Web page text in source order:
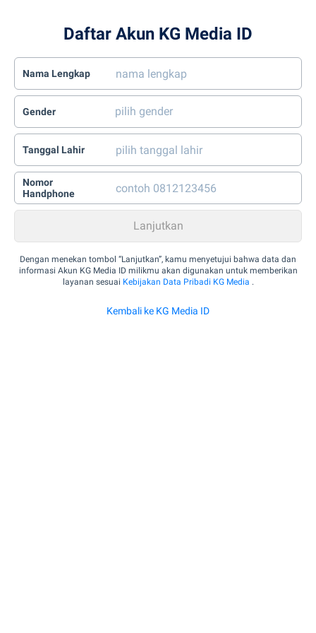
Daftar Akun KG Media ID
Nama Lengkap
Gender
Tanggal Lahir
Nomor
Handphone
Dengan menekan tombol “Lanjutkan”, kamu menyetujui bahwa data dan
informasi Akun KG Media ID milikmu akan digunakan untuk memberikan
layanan sesuai Kebijakan Data Pribadi KG Media .
Kembali ke KG Media ID